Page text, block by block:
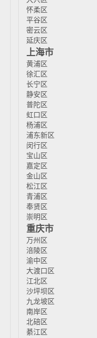
怀柔区
平谷区
密云区
延庆区
上海市
黄浦区
徐汇区
长宁区
静安区
普陀区
虹口区
杨浦区
浦东新区
闵行区
宝山区
嘉定区
金山区
松江区
青浦区
奉贤区
崇明区
重庆市
万州区
涪陵区
渝中区
大渡口区
江北区
沙坪坝区
九龙坡区
南岸区
北碚区
綦江区